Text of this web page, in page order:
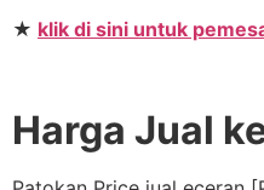
★ klik di sini untuk
Harga Jual